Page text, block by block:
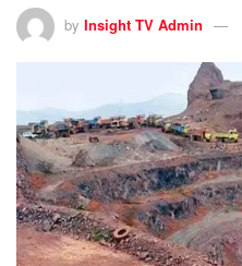
by Insight TV Admin